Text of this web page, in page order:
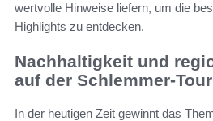
wertvolle Hinweise liefern, um die
Highlights zu entdecken.
Nachhaltigkeit und
auf der Schlemmer-Tour
In der heutigen Zeit gewinnt das